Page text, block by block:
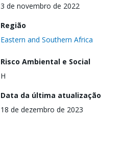
3 de novembro de 2022
Região
Eastern and Southern Africa
Risco Ambiental e Social
H
Data da última atualização
18 de dezembro de 2023